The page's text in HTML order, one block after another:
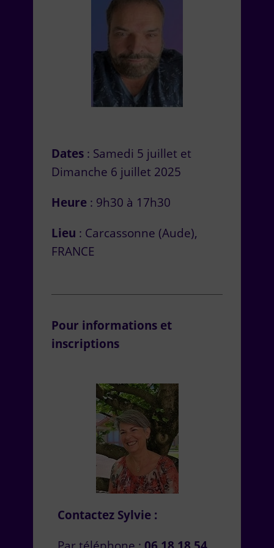
Dates : Samedi 5 juillet et
Dimanche 6 juillet 2025
Heure : 9h30 à 17h30
Lieu : Carcassonne (Aude),
FRANCE
Pour informations et
inscriptions
Contactez Sylvie :